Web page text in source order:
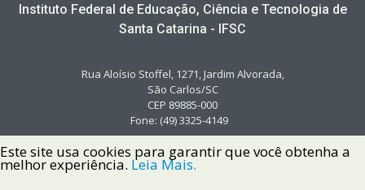
Instituto Federal de Educação, Ciência e Tecnologia de
Santa Catarina - IFSC
Rua Aloísio Stoffel, 1271, Jardim Alvorada,
São Carlos/SC
CEP 89885-000
Fone: (49) 3325-4149
Este site usa cookies para garantir que você obtenha a
melhor experiência. Leia Mais.